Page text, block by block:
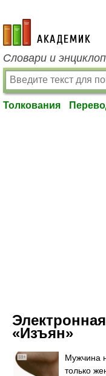
academic.ru
Словари и
Толкования
«Изъян»
Мужчина
только